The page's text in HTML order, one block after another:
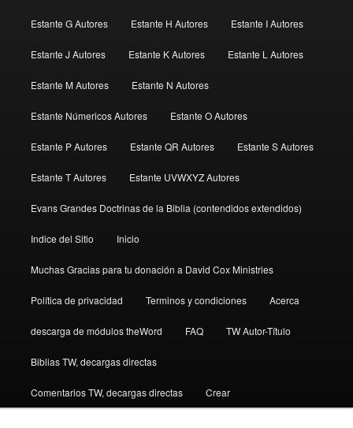
Estante G Autores Estante H Autores Estante I Autores
Estante J Autores Estante K Autores Estante L Autores
Estante M Autores Estante N Autores
Estante Númericos Autores Estante O Autores
Estante P Autores Estante QR Autores Estante S Autores
Estante T Autores Estante UVWXYZ Autores
Evans Grandes Doctrinas de la Biblia (contendidos extendidos)
Indice del Sitio Inicio
Muchas Gracias para tu donación a David Cox Ministries
Política de privacidad Terminos y condiciones Acerca
descarga de módulos theWord FAQ TW Autor-Título
Biblias TW, decargas directas
Comentarios TW, decargas directas Crear